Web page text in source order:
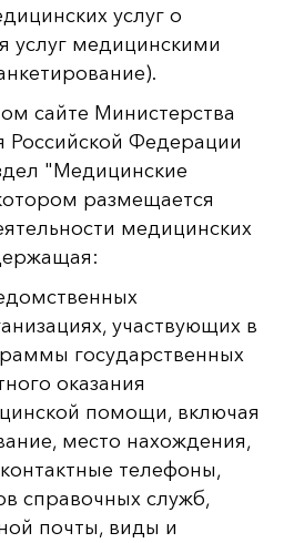
услуг о
услуг медицинскими
сайте Министерства
Российской Федерации
"Медицинские
размещается
медицинских
участвующих в
государственных
оказания
помощи, включая
место нахождения,
телефоны,
справочных служб,
почты, виды и